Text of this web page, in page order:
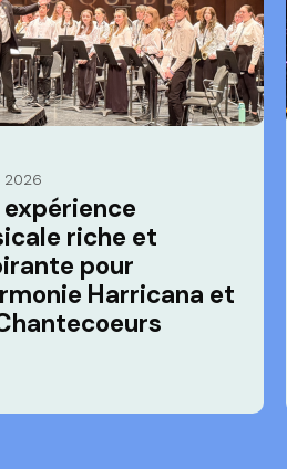
2026
expérience
riche et
pour
Harricana et